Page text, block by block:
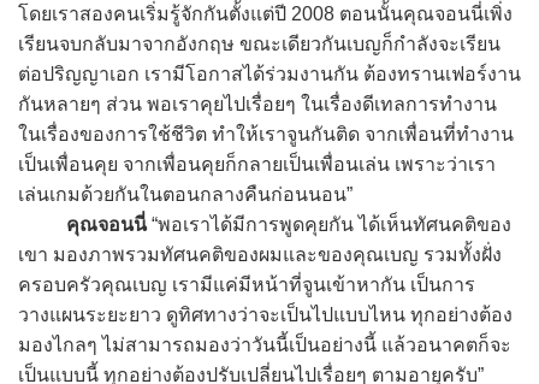
โดยเราสองคนเริ่มรู้จักกันตั้งแต่ปี 2008 ตอนนั้นคุณจอนนี่เพิ่ง
เรียนจบกลับมาจากอังกฤษ ขณะเดียวกันเบญก็กำลังจะเรียน
ต่อปริญญาเอก เรามีโอกาสได้ร่วมงานกัน ต้องทรานเฟอร์งาน
กันหลายๆ ส่วน พอเราคุยไปเรื่อยๆ ในเรื่องดีเทลการทำงาน
ในเรื่องของการใช้ชีวิต ทำให้เราจูนกันติด จากเพื่อนที่ทำงาน
เป็นเพื่อนคุย จากเพื่อนคุยก็กลายเป็นเพื่อนเล่น เพราะว่าเรา
เล่นเกมด้วยกันในตอนกลางคืนก่อนนอน”
คุณจอนนี่“พอเราได้มีการพูดคุยกัน ได้เห็นทัศนคติของ
เขา มองภาพรวมทัศนคติของผมและของคุณเบญ รวมทั้งฝั่ง
ครอบครัวคุณเบญ เรามีแค่มีหน้าที่จูนเข้าหากัน เป็นการ
วางแผนระยะยาว ดูทิศทางว่าจะเป็นไปแบบไหน ทุกอย่างต้อง
มองไกลๆ ไม่สามารถมองว่าวันนี้เป็นอย่างนี้ แล้วอนาคตก็จะ
เป็นแบบนี้ ทุกอย่างต้องปรับเปลี่ยนไปเรื่อยๆ ตามอายุครับ”